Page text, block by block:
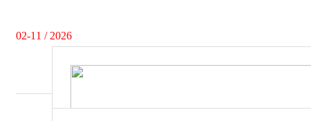
02-11 / 2026